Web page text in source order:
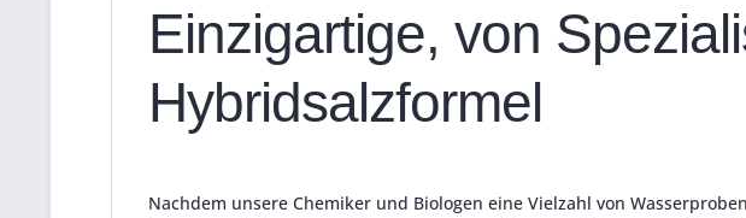
Einzigartige, von
Hybridsalzformel
Nachdem unsere Chemiker und Biologen eine Vielzahl von